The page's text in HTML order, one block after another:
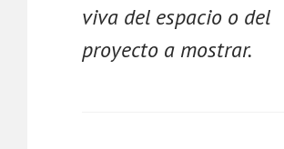
viva del espacio o del
proyecto a mostrar.